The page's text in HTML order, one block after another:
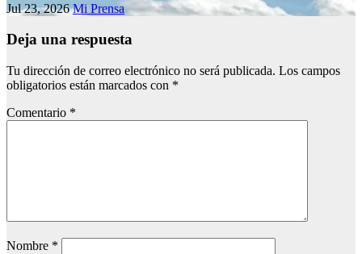
Jul 23, 2026Mi Prensa
Deja una respuesta
Tu dirección de correo electrónico no será publicada. Los campos
obligatorios están marcados con *
Comentario *
Nombre *